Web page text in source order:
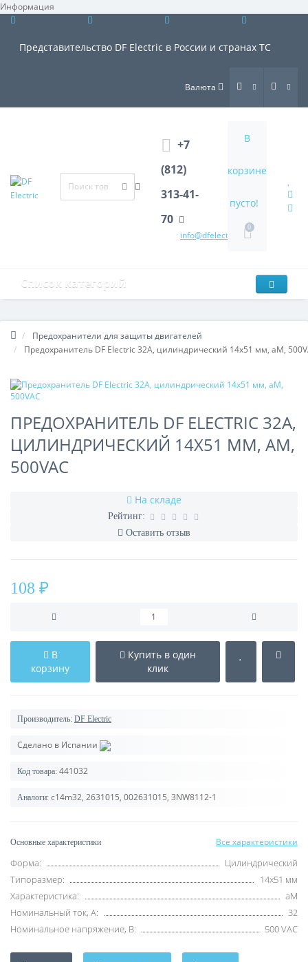
Информация ×
Представительство DF Electric в России и странах ТС
Валюта
+7
(812)
313-41-
70
info@dfelectric.ru
В
корзине
пусто!
0
Список категорий
Предохранители для защиты двигателей
Предохранитель DF Electric 32A, цилиндрический 14x51 мм, aM,
ПРЕДОХРАНИТЕЛЬ DF ELECTRIC 32A,
ЦИЛИНДРИЧЕСКИЙ 14X51 ММ, AM,
500VAC
На складе
Рейтинг:
Оставить отзыв
108 ₽
В
корзину
Купить в один
клик
Производитель: DF Electric
Сделано в Испании
Код товара: 441032
Аналоги: c14m32, 2631015, 002631015, 3NW8112-1
Основные характеристики Все характеристики
Форма:
Цилиндрический
Типоразмер:
14x51 мм
Характеристика:
aM
Номинальный ток, А:
32
Номинальное напряжение, В:
500 VAC